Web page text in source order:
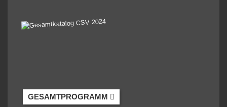
GESAMTPROGRAMM